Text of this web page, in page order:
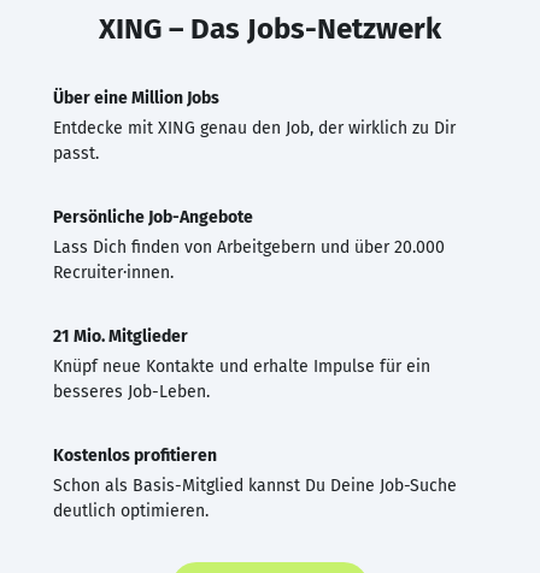
XING – Das Jobs-Netzwerk
Über eine Million Jobs
Entdecke mit XING genau den Job, der wirklich zu Dir
passt.
Persönliche Job-Angebote
Lass Dich finden von Arbeitgebern und über 20.000
Recruiter·innen.
21 Mio. Mitglieder
Knüpf neue Kontakte und erhalte Impulse für ein
besseres Job-Leben.
Kostenlos profitieren
Schon als Basis-Mitglied kannst Du Deine Job-Suche
deutlich optimieren.